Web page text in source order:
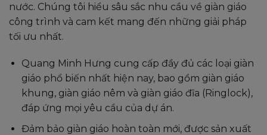
nước. Chúng tôi hiểu sâu sắc nhu cầu về giàn giáo
công trình và cam kết mang đến những giải pháp
tối ưu nhất.
Quang Minh Hưng cung cấp đầy đủ các loại giàn
giáo phổ biến nhất hiện nay, bao gồm giàn giáo
khung, giàn giáo nêm và giàn giáo đĩa (Ringlock),
đáp ứng mọi yêu cầu của dự án.
Đảm bảo giàn giáo hoàn toàn mới, được sản xuất